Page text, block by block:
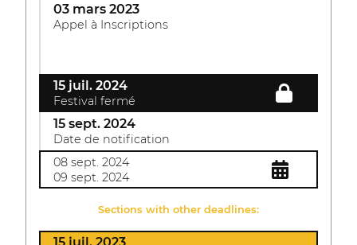
03 mars 2023
Appel à Inscriptions
15 juil. 2024
Festival fermé
15 sept. 2024
Date de notification
08 sept. 2024
09 sept. 2024
Sections with other deadlines: